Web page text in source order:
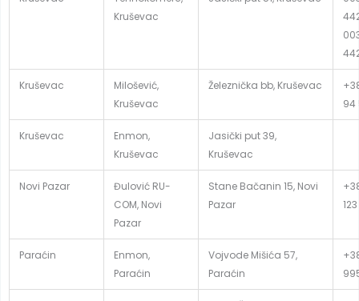
Kruševac
Kruševac
Milošević,
Kruševac
Železnička bb, Kruševac
94
Kruševac
Enmon,
Kruševac
Jasički put 39,
Kruševac
Novi Pazar
Đulović RU-
COM, Novi
Pazar
Stane Bačanin 15, Novi
Pazar
123
Paraćin
Enmon,
Paraćin
Vojvode Mišića 57,
Paraćin